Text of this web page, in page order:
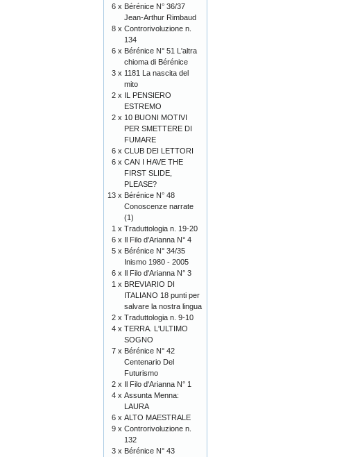
6 x Bérénice N° 36/37
Jean-Arthur Rimbaud
8 x Controrivoluzione n.
134
6 x Bérénice N° 51 L'altra
chioma di Bérénice
3 x 1181 La nascita del
mito
2 x IL PENSIERO
ESTREMO
2 x 10 BUONI MOTIVI
PER SMETTERE DI
FUMARE
6 x CLUB DEI LETTORI
6 x CAN I HAVE THE
FIRST SLIDE,
PLEASE?
13 x Bérénice N° 48
Conoscenze narrate
(1)
1 x Traduttologia n. 19-20
6 x Il Filo d'Arianna N° 4
5 x Bérénice N° 34/35
Inismo 1980 - 2005
6 x Il Filo d'Arianna N° 3
1 x BREVIARIO DI
ITALIANO 18 punti per
salvare la nostra lingua
2 x Traduttologia n. 9-10
4 x TERRA. L'ULTIMO
SOGNO
7 x Bérénice N° 42
Centenario Del
Futurismo
2 x Il Filo d'Arianna N° 1
4 x Assunta Menna:
LAURA
6 x ALTO MAESTRALE
9 x Controrivoluzione n.
132
3 x Bérénice N° 43